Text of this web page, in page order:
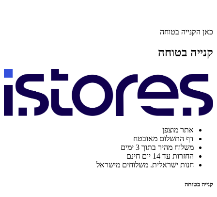
כאן הקנייה בטוחה
קנייה בטוחה
אתר מוצפן
דף התשלום מאובטח
משלוח מהיר בתוך 3 ימים
החזרות עד 14 יום חינם
חנות ישראלית. משלוחים מישראל
קנייה בטוחה